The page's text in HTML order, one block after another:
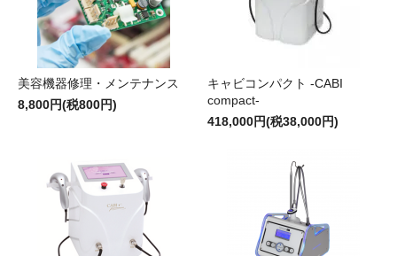
美容機器修理・メンテナンス
8,800円(税800円)
キャビコンパクト -CABI
compact-
418,000円(税38,000円)